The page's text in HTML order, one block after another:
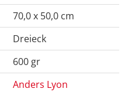
70,0 x 50,0 cm
Dreieck
600 gr
Anders Lyon